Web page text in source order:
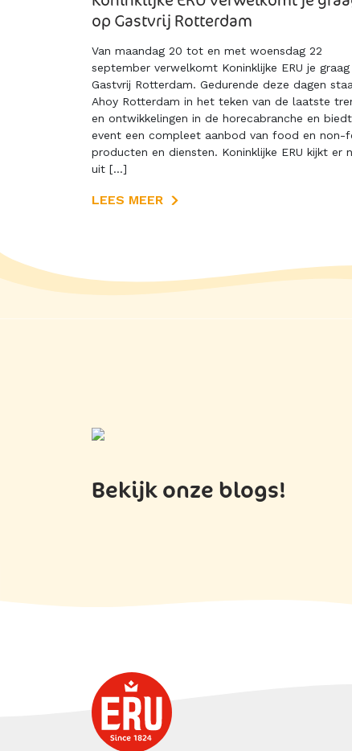
op Gastvrij Rotterdam
Van maandag 20 tot en met woensdag 22
september verwelkomt Koninklijke ERU je
Gastvrij Rotterdam. Gedurende deze dagen
Ahoy Rotterdam in het teken van de laatste
en ontwikkelingen in de horecabranche en
event een compleet aanbod van food en non-
producten en diensten. Koninklijke ERU kijkt er
uit […]
LEES MEER
Bekijk onze blogs!